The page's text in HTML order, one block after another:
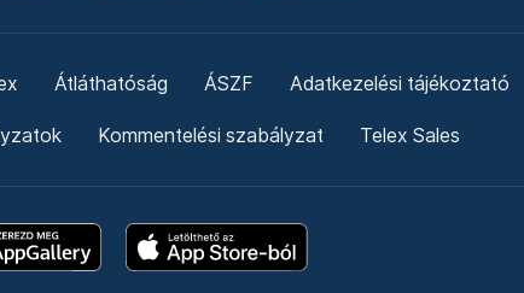
Átláthatóság ÁSZF Adatkezelési tájékoztató
Kommentelési szabályzat Telex Sales